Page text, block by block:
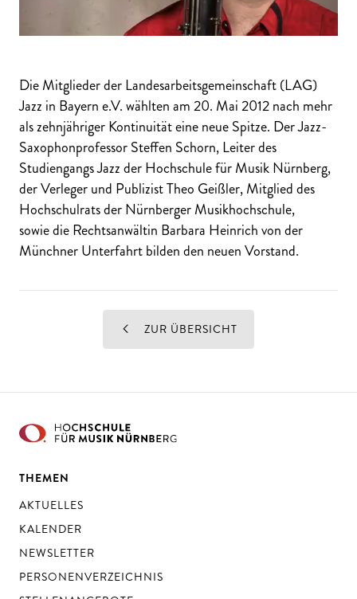
Die Mitglieder der Landesarbeitsgemeinschaft (LAG)
Jazz in Bayern e.V. wählten am 20. Mai 2012 nach mehr
als zehnjähriger Kontinuität eine neue Spitze. Der Jazz-
Saxophonprofessor Steffen Schorn, Leiter des
Studiengangs Jazz der Hochschule für Musik Nürnberg,
der Verleger und Publizist Theo Geißler, Mitglied des
Hochschulrats der Nürnberger Musikhochschule,
sowie die Rechtsanwältin Barbara Heinrich von der
Münchner Unterfahrt bilden den neuen Vorstand.
ZUR ÜBERSICHT
THEMEN
AKTUELLES
KALENDER
NEWSLETTER
PERSONENVERZEICHNIS